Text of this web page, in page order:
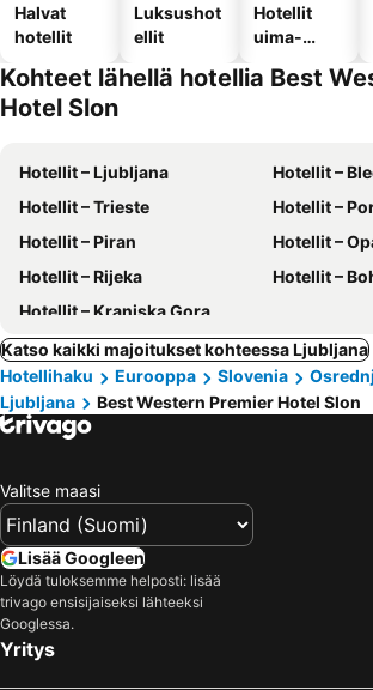
Halvat
hotellit
Luksushot
ellit
Hotellit
uima-
Kohteet lähellä hotellia Best
Hotel Slon
Hotellit – Ljubljana
Hotellit –
Hotellit – Trieste
Hotellit –
Hotellit – Piran
Hotellit –
Hotellit – Rijeka
Hotellit –
Hotellit – Kranjska Gora
Katso kaikki majoitukset kohteessa Ljubljana
Hotellihaku
Eurooppa Slovenia
Ljubljana
Best Western Premier Hotel Slon
Valitse maasi
Lisää Googleen
Löydä tuloksemme helposti: lisää
trivago ensisijaiseksi lähteeksi
Googlessa.
Yritys